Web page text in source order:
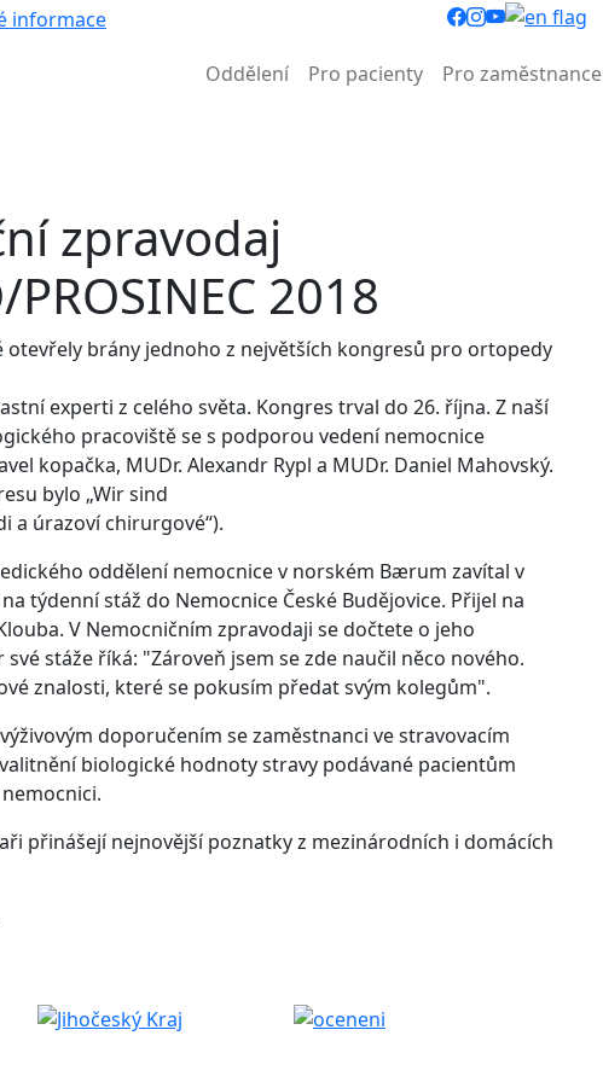
informace
Oddělení Pro pacienty Pro zaměstnance
zpravodaj
PROSINEC 2018
otevřely brány jednoho z největších kongresů pro ortopedy
experti z celého světa. Kongres trval do 26. října. Z naší
pracoviště se s podporou vedení nemocnice
kopačka, MUDr. Alexandr Rypl a MUDr. Daniel Mahovský.
bylo „Wir sind
a úrazoví chirurgové“).
oddělení nemocnice v norském Bærum zavítal v
týdenní stáž do Nemocnice České Budějovice. Přijel na
V Nemocničním zpravodaji se dočtete o jeho
stáže říká: "Zároveň jsem se zde naučil něco nového.
znalosti, které se pokusím předat svým kolegům".
doporučením se zaměstnanci ve stravovacím
biologické hodnoty stravy podávané pacientům
přinášejí nejnovější poznatky z mezinárodních i domácích